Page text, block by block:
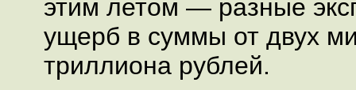
этим летом — разные
ущерб в суммы от двух
триллиона рублей.